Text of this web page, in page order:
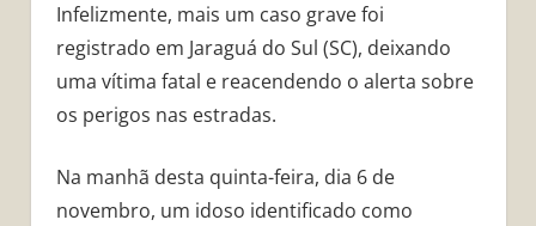
Infelizmente, mais um caso grave foi
registrado em Jaraguá do Sul (SC), deixando
uma vítima fatal e reacendendo o alerta sobre
os perigos nas estradas.
Na manhã desta quinta-feira, dia 6 de
novembro, um idoso identificado como